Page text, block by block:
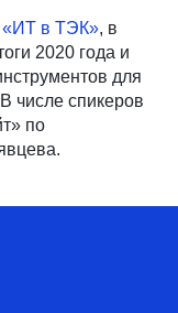
«ИТ в ТЭК», в
2020 года и
для
числе спикеров
по